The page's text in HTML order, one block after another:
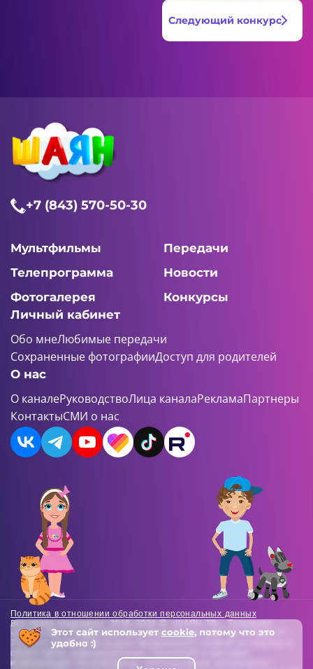
Следующий конкурс
+7 (843) 570-50-30
Мультфильмы
Передачи
Телепрограмма
Новости
Фотогалерея
Конкурсы
Личный кабинет
Обо мнеЛюбимые передачи
Сохраненные фотографииДоступ для родителей
О нас
О каналеРуководствоЛица каналаРекламаПартнеры
КонтактыСМИ о нас
Политика в отношении обработки персональных данных
Все права защищены. 2018-2026 © «ШАЯН ТВ». Телеканал
«ШАЯН ТВ» , Свидетельство о регистрации СМИ Эл-Л №ФС77-
73138 от 22.06.2018 выдано Федеральной службой по надзору в
сфере связи, информационных технологий и массовых
коммуникаций (Роскомнадзор). Использование материалов с
Этот сайт использует cookie, потому что это
удобно :)